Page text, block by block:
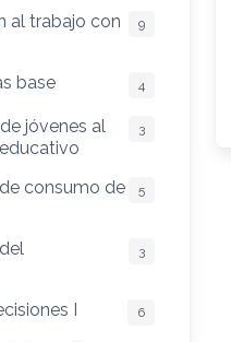
al trabajo con
9
base 4
jóvenes al
3
consumo de
5
3
I 6